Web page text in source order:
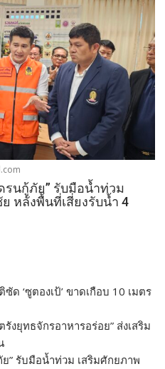
รนกู้ภัย” รับมือน้ำท่วม
หลังพื้นที่เสี่ยงรับน้ำ 4
‘ซูตองเป้’ ขาดเกือบ 10 เมตร
งยุทธจักรอาหารอร่อย” ส่งเสริม
” รับมือน้ำท่วม เสริมศักยภาพ